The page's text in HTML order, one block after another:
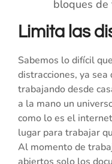
Limita las
Sabemos lo difícil
distracciones, ya
trabajando desde
a la mano un
como lo es el
lugar para trabajar
Al momento de